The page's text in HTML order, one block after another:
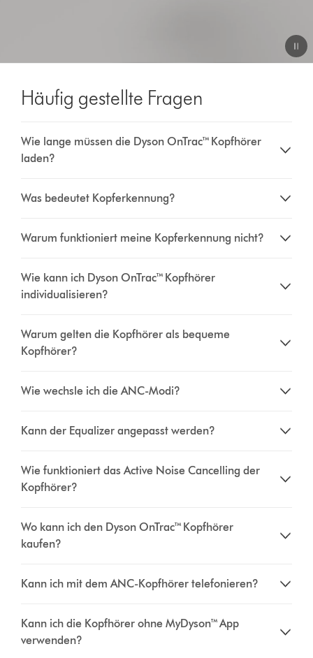
Häufig gestellte Fragen
Wie lange müssen die Dyson OnTrac™ Kopfhörer
laden?
Was bedeutet Kopferkennung?
Warum funktioniert meine Kopferkennung nicht?
Wie kann ich Dyson OnTrac™ Kopfhörer
individualisieren?
Warum gelten die Kopfhörer als bequeme
Kopfhörer?
Wie wechsle ich die ANC-Modi?
Kann der Equalizer angepasst werden?
Wie funktioniert das Active Noise Cancelling der
Kopfhörer?
Wo kann ich den Dyson OnTrac™ Kopfhörer
kaufen?
Kann ich mit dem ANC-Kopfhörer telefonieren?
Kann ich die Kopfhörer ohne MyDyson™ App
verwenden?